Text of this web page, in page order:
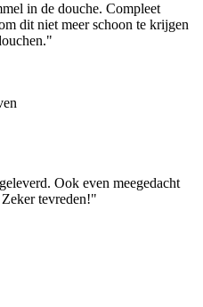
in de douche. Compleet
dit niet meer schoon te krijgen
"
Ook even meegedacht
tevreden!"